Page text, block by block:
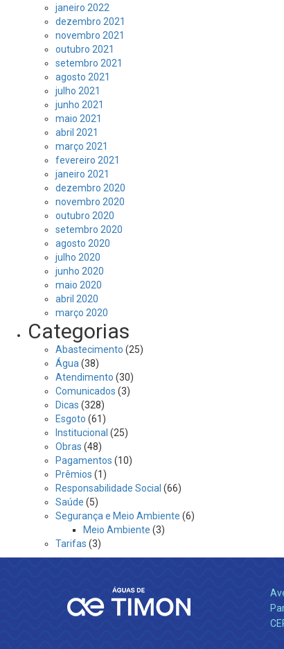
janeiro 2022
dezembro 2021
novembro 2021
outubro 2021
setembro 2021
agosto 2021
julho 2021
junho 2021
maio 2021
abril 2021
março 2021
fevereiro 2021
janeiro 2021
dezembro 2020
novembro 2020
outubro 2020
setembro 2020
agosto 2020
julho 2020
junho 2020
maio 2020
abril 2020
março 2020
Categorias
Abastecimento (25)
Água (38)
Atendimento (30)
Comunicados (3)
Dicas (328)
Esgoto (61)
Institucional (25)
Obras (48)
Pagamentos (10)
Prêmios (1)
Responsabilidade Social (66)
Saúde (5)
Segurança e Meio Ambiente (6)
Meio Ambiente (3)
Tarifas (3)